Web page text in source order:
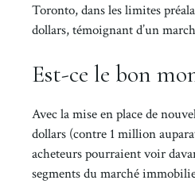
Toronto, dans les limites
dollars, témoignant d’un
Est-ce le bon
Avec la mise en place de
dollars (contre 1 million
acheteurs pourraient voir
segments du marché